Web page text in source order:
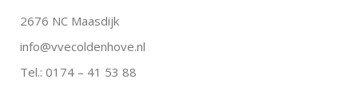
2676 NC Maasdijk
info@vvecoldenhove.nl
Tel.: 0174 – 41 53 88